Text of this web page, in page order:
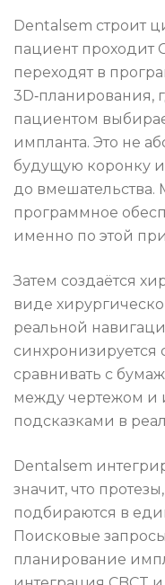
Dentalsem строит
пациент проходит
переходят в
3D‑планирования,
пациентом
импланта. Это не
будущую коронку
до вмешательства.
программное
именно по этой
Затем создаётся
виде
реальной
синхронизируется
сравнивать с
между чертежом и
подсказками в
Dentalsem
значит, что
подбираются в
Поисковые
планирование